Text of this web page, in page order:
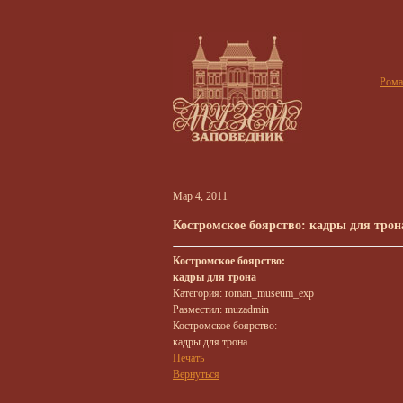
Мар 4, 2011
Костромское боярство: кадры для
Костромское боярство:
кадры для трона
Категория: roman_museum_exp
Разместил: muzadmin
Костромское боярство:
кадры для трона
Печать
Вернуться